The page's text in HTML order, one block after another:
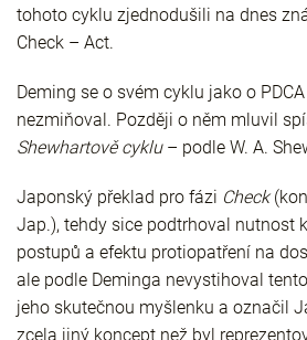
tohoto cyklu zjednodušili na dnes
Check – Act.
Deming se o svém cyklu jako o
nezmiňoval. Později o něm mluvil
Shewhartově cyklu– podle W. A.
Japonský překlad pro fázi Check
Jap.), tehdy sice podtrhoval nutnost
postupů a efektu protiopatření na
ale podle Deminga nevystihoval
jeho skutečnou myšlenku a označil
zcela jiný koncept než byl